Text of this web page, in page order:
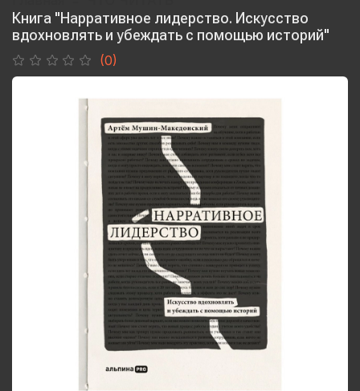
Книга "Нарративное лидерство. Искусство
вдохновлять и убеждать с помощью историй"
(0)